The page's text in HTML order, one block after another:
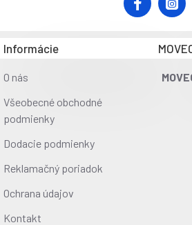
Informácie
O nás
Všeobecné obchodné
podmienky
Dodacie podmienky
Reklamačný poriadok
Ochrana údajov
Kontakt